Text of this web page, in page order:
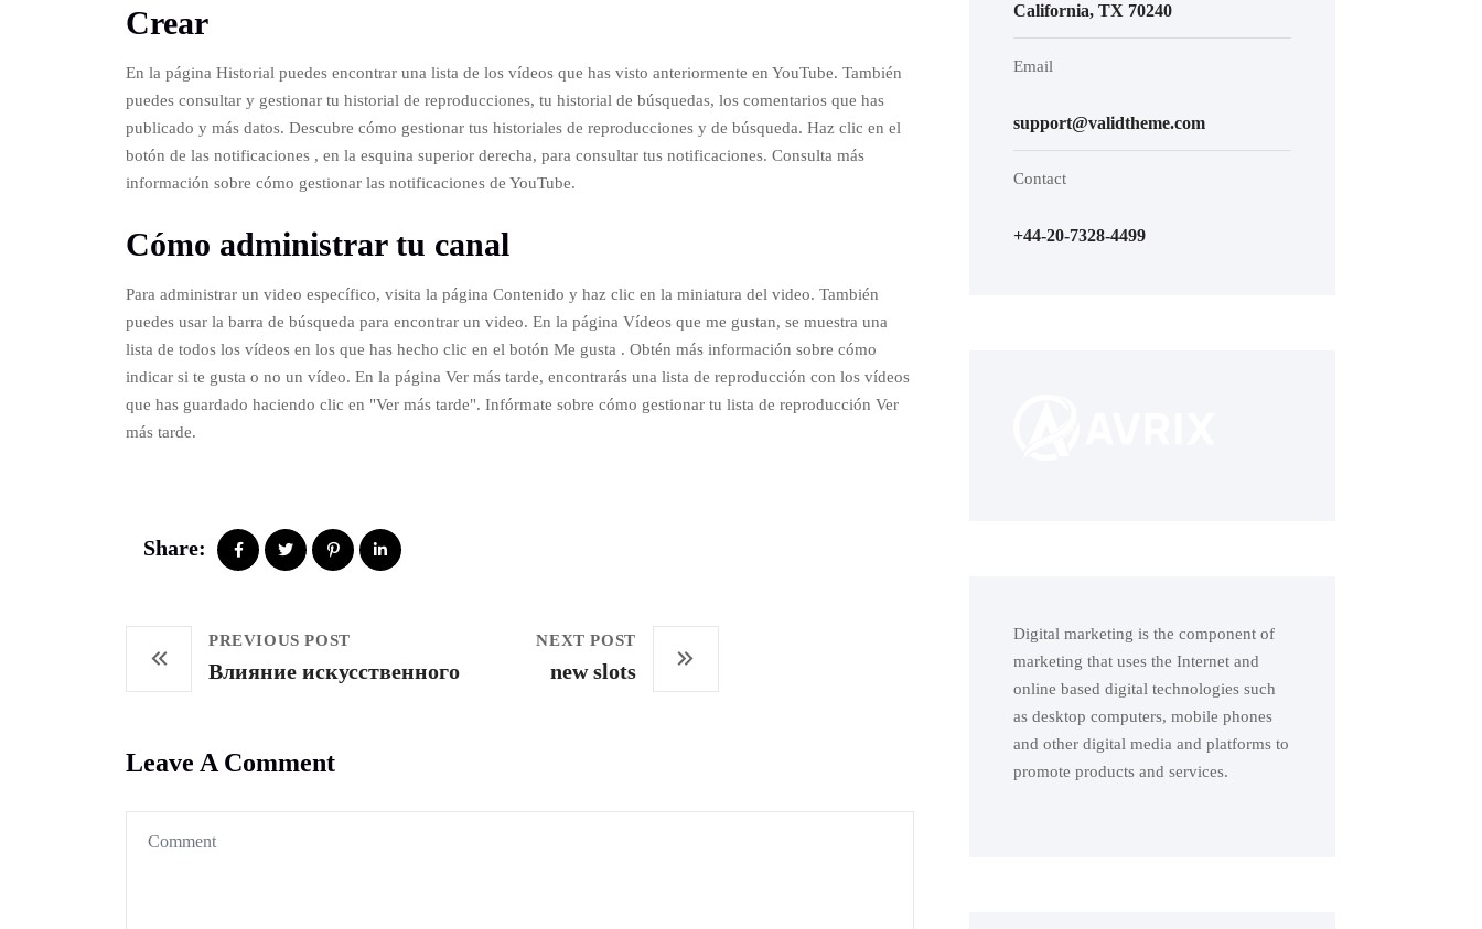
Crear
En la página Historial puedes encontrar una lista de los vídeos que has visto anteriormente en YouTube. También
puedes consultar y gestionar tu historial de reproducciones, tu historial de búsquedas, los comentarios que has
publicado y más datos. Descubre cómo gestionar tus historiales de reproducciones y de búsqueda. Haz clic en el
botón de las notificaciones , en la esquina superior derecha, para consultar tus notificaciones. Consulta más
información sobre cómo gestionar las notificaciones de YouTube.
Cómo administrar tu canal
Para administrar un video específico, visita la página Contenido y haz clic en la miniatura del video. También
puedes usar la barra de búsqueda para encontrar un video. En la página Vídeos que me gustan, se muestra una
lista de todos los vídeos en los que has hecho clic en el botón Me gusta . Obtén más información sobre cómo
indicar si te gusta o no un vídeo. En la página Ver más tarde, encontrarás una lista de reproducción con los vídeos
que has guardado haciendo clic en "Ver más tarde". Infórmate sobre cómo gestionar tu lista de reproducción Ver
más tarde.
Share:
PREVIOUS POST
Влияние искусственного
NEXT POST
new slots
Leave A Comment
California, TX 70240
Email
support@validtheme.com
Contact
+44-20-7328-4499
Digital marketing is the component of
marketing that uses the Internet and
online based digital technologies such
as desktop computers, mobile phones
and other digital media and platforms to
promote products and services.